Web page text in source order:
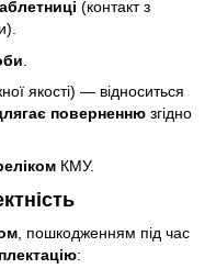
(контакт з
якості) — відноситься
поверненню згідно
КМУ.
, пошкодженням під час
: